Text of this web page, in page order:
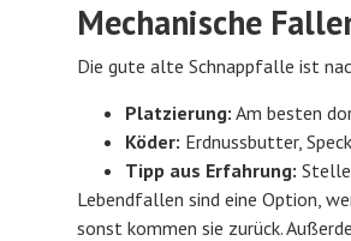
Mechanische
Die gute alte Schnappfalle ist
Platzierung: Am besten
Köder: Erdnussbutter,
Tipp aus Erfahrung:
Lebendfallen sind eine Option,
sonst kommen sie zurück.